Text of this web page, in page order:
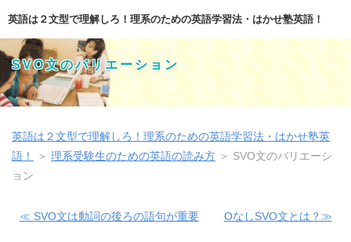
英語は２文型で理解しろ！理系のための英語学習法・はかせ塾英語！
SVO文のバリエーション
英語は２文型で理解しろ！理系のための英語学習法・はかせ塾英
語！
＞ 理系受験生のための英語の読み方 ＞ SVO文のバリエーシ
ョン
≪ SVO文は動詞の後ろの語句が重要 OなしSVO文とは？≫